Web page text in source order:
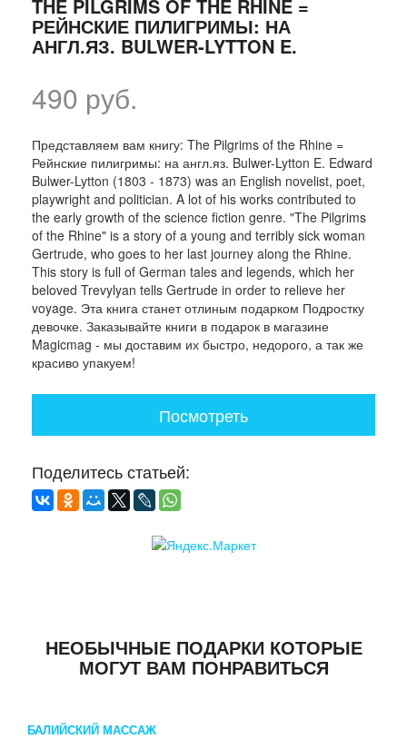
THE PILGRIMS OF THE RHINE =
РЕЙНСКИЕ ПИЛИГРИМЫ: НА
АНГЛ.ЯЗ. BULWER-LYTTON E.
490 руб.
Представляем вам книгу: The Pilgrims of the Rhine =
Рейнские пилигримы: на англ.яз. Bulwer-Lytton E. Edward
Bulwer-Lytton (1803 - 1873) was an English novelist, poet,
playwright and politician. A lot of his works contributed to
the early growth of the science fiction genre. "The Pilgrims
of the Rhine" is a story of a young and terribly sick woman
Gertrude, who goes to her last journey along the Rhine.
This story is full of German tales and legends, which her
beloved Trevylyan tells Gertrude in order to relieve her
voyage. Эта книга станет отлиным подарком Подростку
девочке. Заказывайте книги в подарок в магазине
Magicmag - мы доставим их быстро, недорого, а так же
красиво упакуем!
Посмотреть
Поделитесь статьей:
НЕОБЫЧНЫЕ ПОДАРКИ КОТОРЫЕ
МОГУТ ВАМ ПОНРАВИТЬСЯ
БАЛИЙСКИЙ МАССАЖ